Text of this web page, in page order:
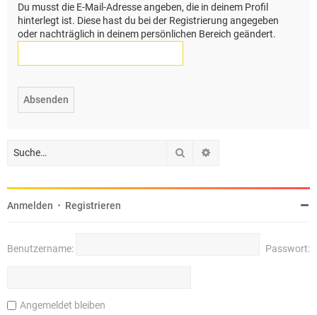
Du musst die E-Mail-Adresse angeben, die in deinem Profil
hinterlegt ist. Diese hast du bei der Registrierung angegeben
oder nachträglich in deinem persönlichen Bereich geändert.
Suche
Anmelden • Registrieren
Benutzername: Passwort:
Angemeldet bleiben